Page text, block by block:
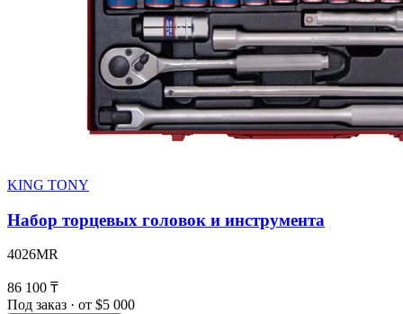
KING TONY
Набор торцевых головок и инструмента
4026MR
86 100 ₸
Под заказ · от $5 000